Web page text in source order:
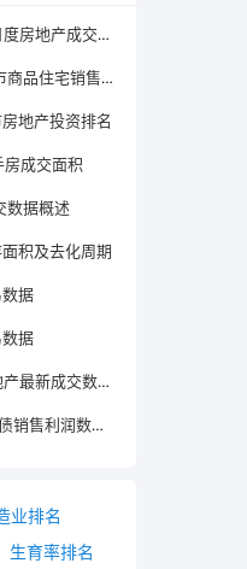
地产成交数据
住宅销售情况
地产投资排名
成交面积
数据概述
积及去化周期
据
据
成交数据概述
利润数据概述
业排名
生育率排名